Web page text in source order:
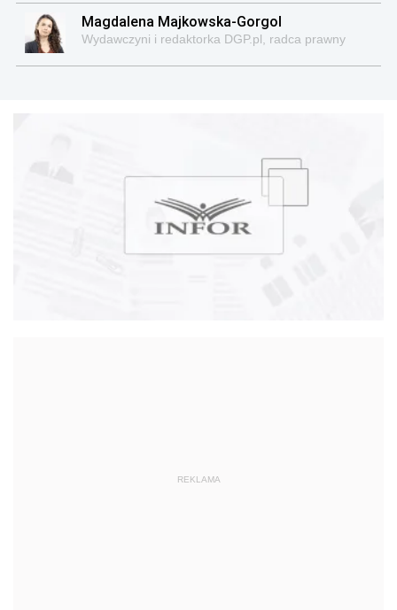
Magdalena Majkowska-Gorgol
Wydawczyni i redaktorka DGP.pl, radca prawny